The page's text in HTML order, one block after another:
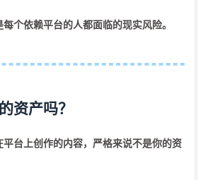
个依赖平台的人都面临的现实风险。
资产吗？
平台上创作的内容，严格来说不是你的资